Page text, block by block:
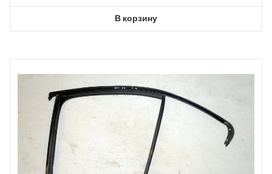
В корзину